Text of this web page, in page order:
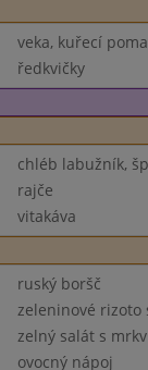
veka, kuřecí
ředkvičky
chléb labužník,
rajče
vitakáva
ruský boršč
zeleninové rizoto
zelný salát s
ovocný nápoj